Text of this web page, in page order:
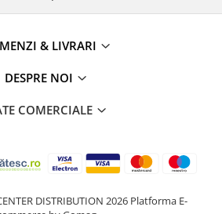
& LIVRARI
DESPRE NOI
COMERCIALE
DISTRIBUTION 2026 Platforma E-